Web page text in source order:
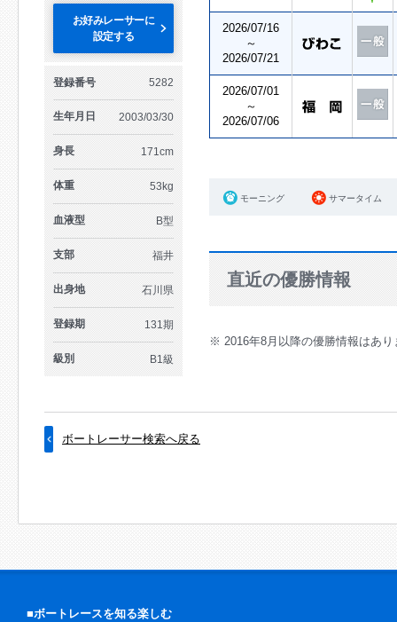
お好みレーサーに
設定する
登録番号 5282
生年月日 2003/03/30
身長 171cm
体重 53kg
血液型 B型
支部 福井
出身地 石川県
登録期 131期
級別 B1級
2026/07/16
～
2026/07/21
2026/07/01
～
2026/07/06
モーニング サマータイム
直近の優勝情報
※ 2016年8月以降の優勝情報はあり
ボートレーサー検索へ戻る
■ボートレースを知る楽しむ